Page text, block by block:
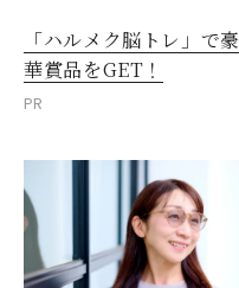
「ハルメク脳トレ」で豪
華賞品をGET！
PR